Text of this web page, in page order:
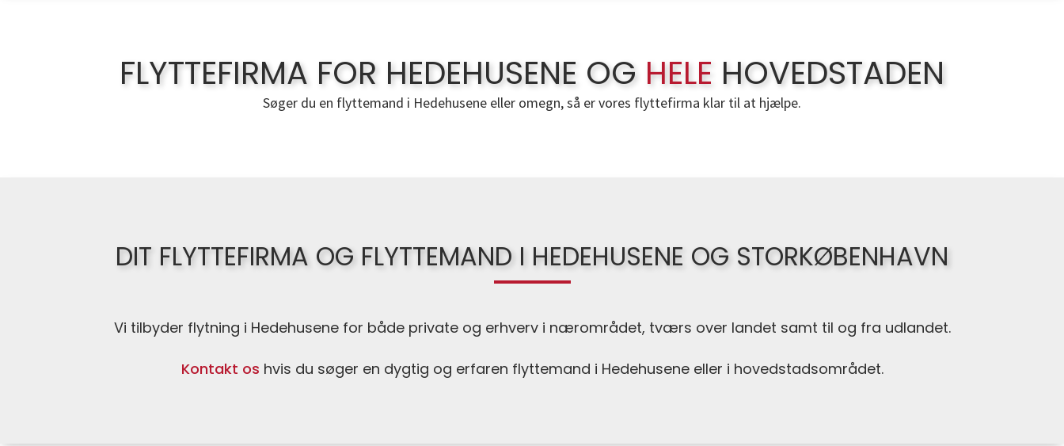
FLYTTEFIRMA FOR HEDEHUSENE OG HELE HOVEDSTADEN
Søger du en flyttemand i Hedehusene eller omegn, så er vores flyttefirma klar til at hjælpe.
DIT FLYTTEFIRMA OG FLYTTEMAND I HEDEHUSENE OG STORKØBENHAVN
Vi tilbyder flytning i Hedehusene for både private og erhverv i nærområdet, tværs over landet samt til og fra udlandet.
Kontakt os hvis du søger en dygtig og erfaren flyttemand i Hedehusene eller i hovedstadsområdet.